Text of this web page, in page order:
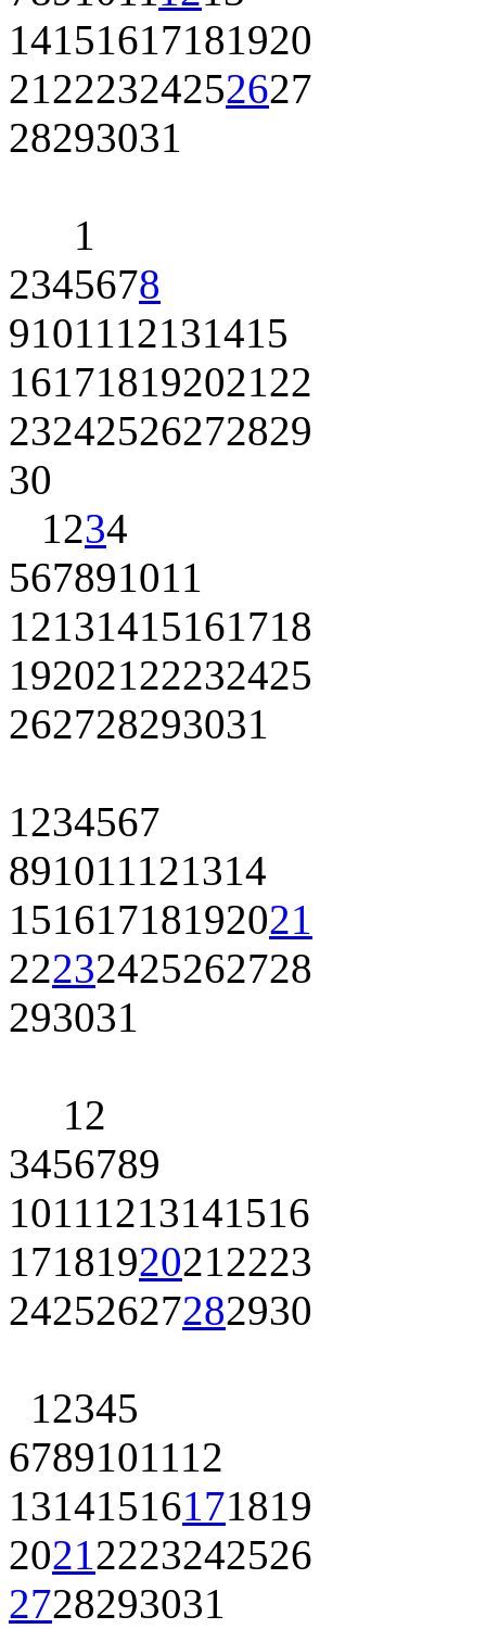
14151617181920
21222324252627
28293031
1
2345678
9101112131415
16171819202122
23242526272829
30
1234
567891011
12131415161718
19202122232425
262728293031
1234567
891011121314
15161718192021
22232425262728
293031
12
3456789
10111213141516
17181920212223
24252627282930
12345
6789101112
13141516171819
20212223242526
2728293031